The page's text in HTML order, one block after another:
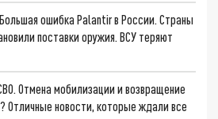
ошибка Palantir в России. Страны
поставки оружия. ВСУ теряют
Отмена мобилизации и возвращение
Отличные новости, которые ждали все